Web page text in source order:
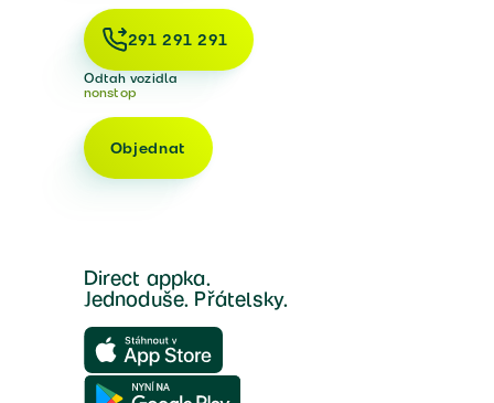
291 291 291
Odtah vozidla
nonstop
Objednat
Direct appka.
Jednoduše. Přátelsky.